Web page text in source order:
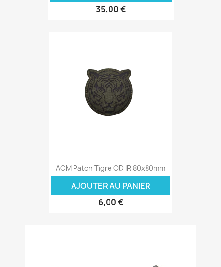
35,00 €
ACM Patch Tigre OD IR 80x80mm
AJOUTER AU PANIER
6,00 €